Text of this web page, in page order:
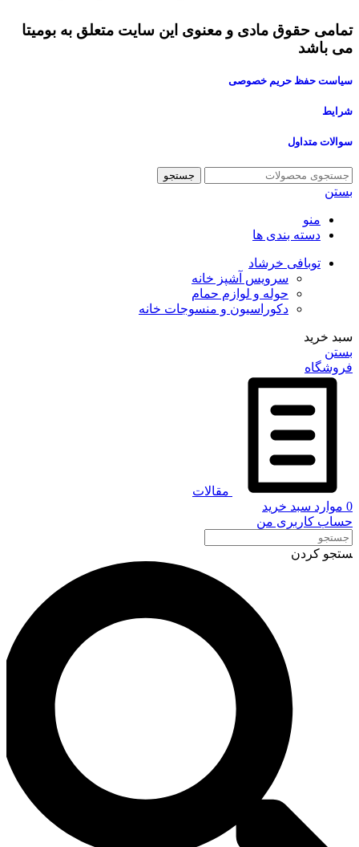
تمامی حقوق مادی و معنوی این سایت متعلق به بومیتا
می باشد
سیاست حفظ حریم خصوصی
شرایط
سوالات متداول
جستجو
بستن
منو
دسته بندی ها
توبافی خرشاد
سرویس آشپز خانه
حوله و لوازم حمام
دکوراسیون و منسوجات خانه
سبد خرید
بستن
فروشگاه
مقالات
0 موارد سبد خرید
حساب کاربری من
کردن